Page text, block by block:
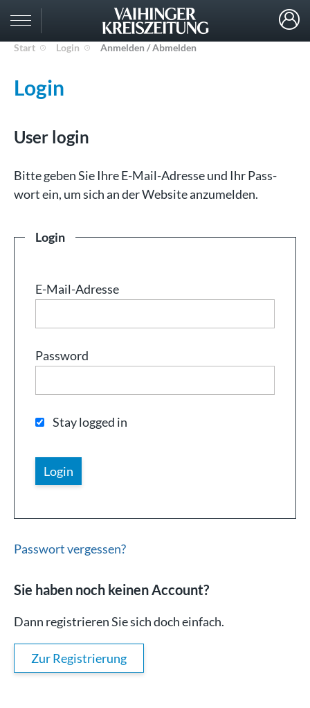
Start Login Anmelden / Abmelden
Login
User login
Bit­te ge­ben Sie Ih­re E-Mail-Adresse und Ihr Pass­
wort ein, um sich an der Web­site an­zu­mel­den.
Login
E-Mail-Adresse
Password
Stay logged in
Passwort vergessen?
Sie haben noch keinen Account?
Dann registrieren Sie sich doch einfach.
Zur Registrierung